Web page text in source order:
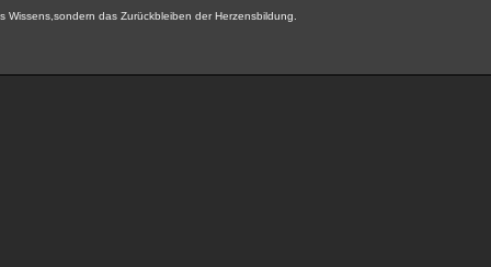
das Zurückbleiben der Herzensbildung.